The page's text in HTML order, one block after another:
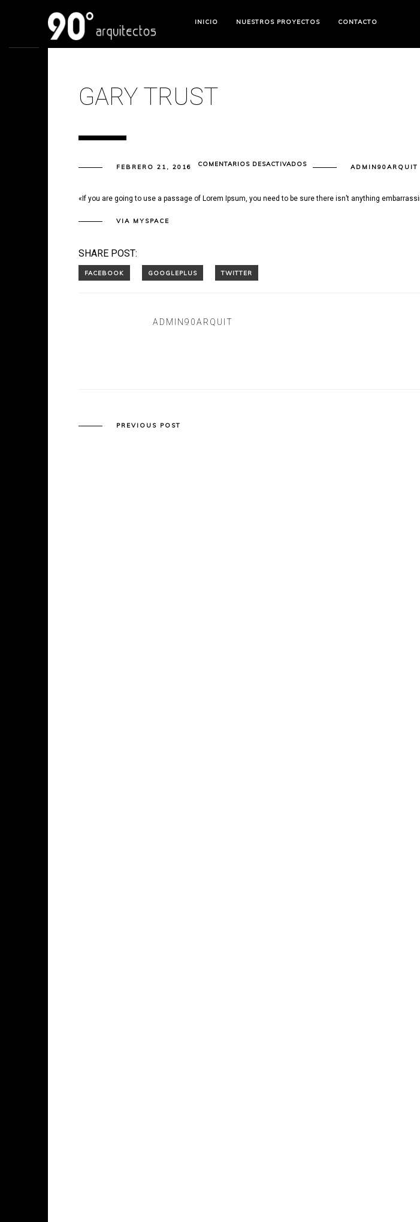
INICIO NUESTROS PROYECTOS CONTACTO
GARY TRUST
FEBRERO 21, 2016 COMENTARIOS DESACTIVADOSEN
GARY ADMIN90ARQUIT
«If you are going to use a passage of Lorem Ipsum, you need to be sure there isn’t anything
VIA MYSPACE
SHARE POST:
ADMIN90ARQUIT
PREVIOUS POST